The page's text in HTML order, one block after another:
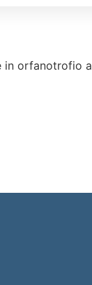
in orfanotrofio